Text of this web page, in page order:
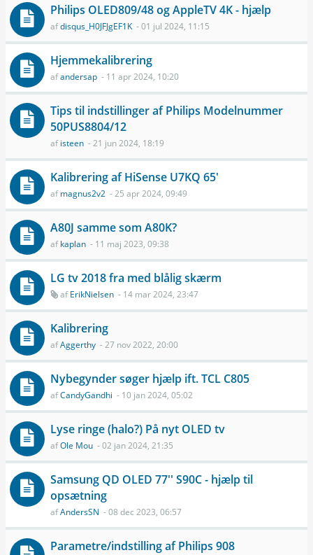
Philips OLED809/48 og AppleTV 4K - hjælp
afdisqus_H0JFJgEF1K - 01 jul 2024, 11:15
Hjemmekalibrering
afandersap - 11 apr 2024, 10:20
Tips til indstillinger af Philips Modelnummer
50PUS8804/12
afisteen - 21 jun 2024, 18:19
Kalibrering af HiSense U7KQ 65'
afmagnus2v2 - 25 apr 2024, 09:49
A80J samme som A80K?
afkaplan - 11 maj 2023, 09:38
LG tv 2018 fra med blålig skærm
afErikNielsen - 14 mar 2024, 23:47
Kalibrering
afAggerthy - 27 nov 2022, 20:00
Nybegynder søger hjælp ift. TCL C805
afCandyGandhi - 10 jan 2024, 05:02
Lyse ringe (halo?) På nyt OLED tv
afOle Mou - 02 jan 2024, 21:35
Samsung QD OLED 77'' S90C - hjælp til
opsætning
afAndersSN - 08 dec 2023, 06:57
Parametre/indstilling af Philips 908